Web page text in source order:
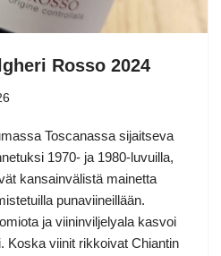
Rosso 2024
Toscanassa sijaitseva
1970- ja 1980-luvuilla,
kansainvälistä mainetta
punaviineillään.
ja viininviljelyala kasvoi
Koska viinit rikkoivat Chiantin